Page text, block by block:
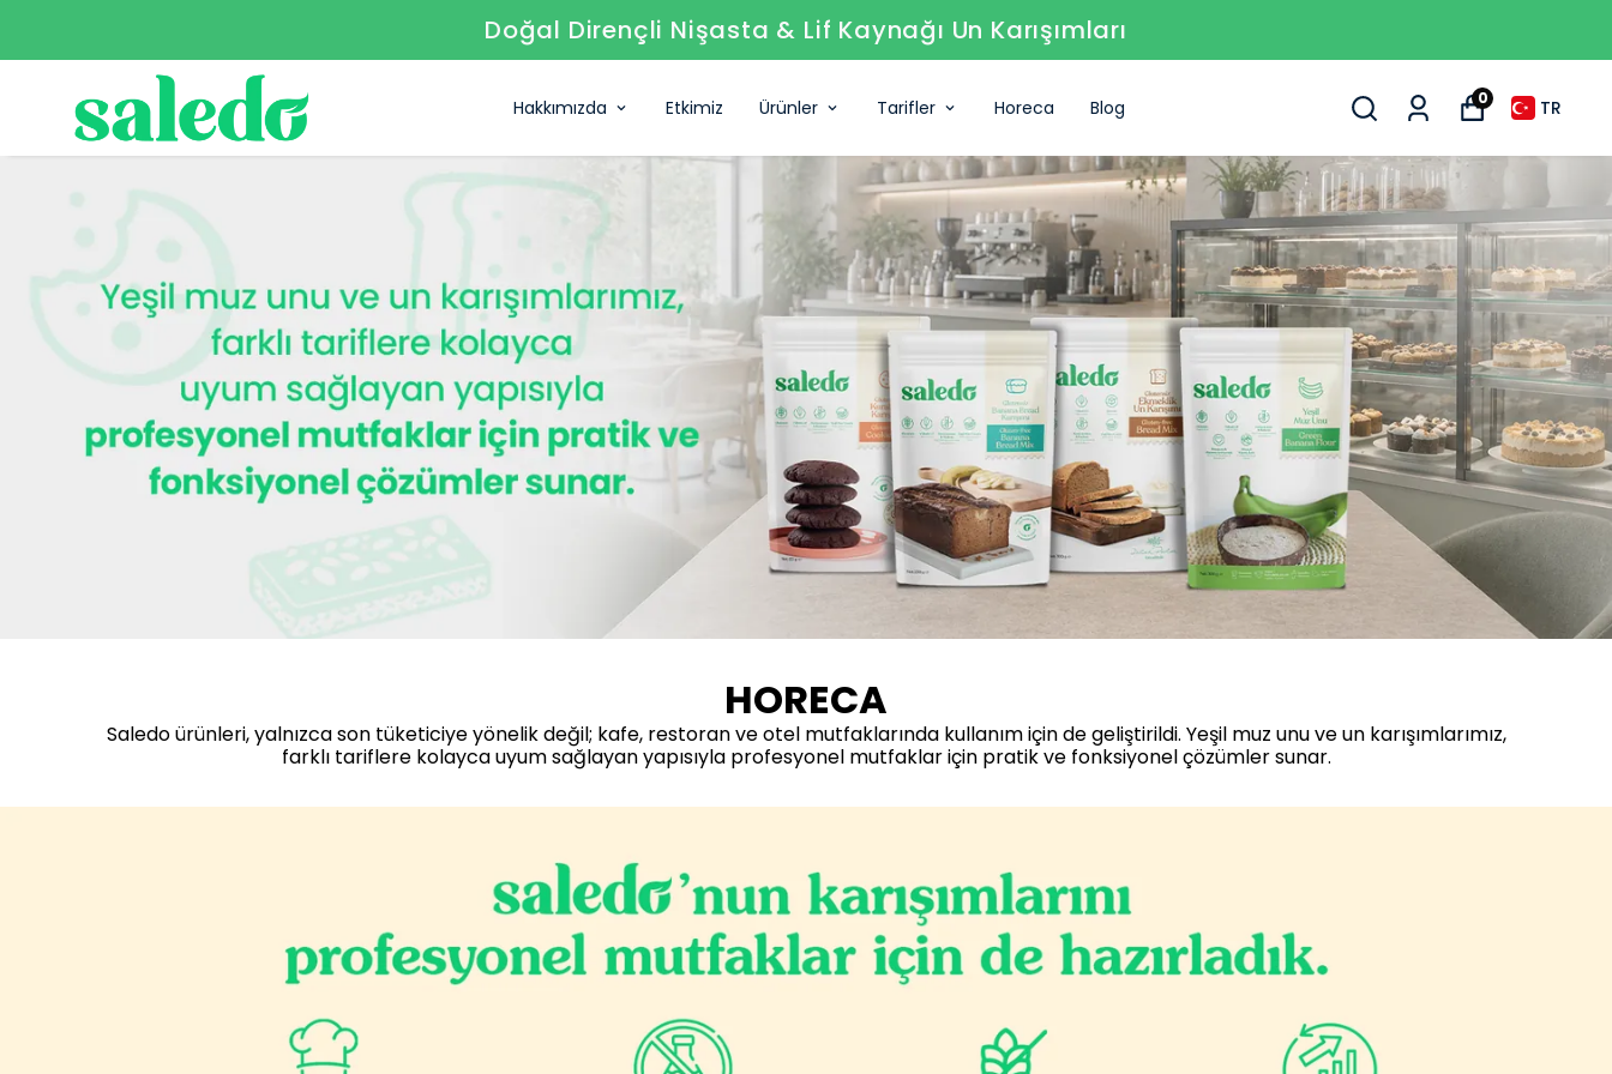
Doğal Dirençli Nişasta & Lif Kaynağı Un Karışımları
Hakkımızda Etkimiz Ürünler Tarifler Horeca Blog 0 TR
HORECA
Saledo ürünleri, yalnızca son tüketiciye yönelik değil; kafe, restoran ve otel mutfaklarında kullanım için de geliştirildi. Yeşil muz unu ve un karışımlarımız,
farklı tariflere kolayca uyum sağlayan yapısıyla profesyonel mutfaklar için pratik ve fonksiyonel çözümler sunar.